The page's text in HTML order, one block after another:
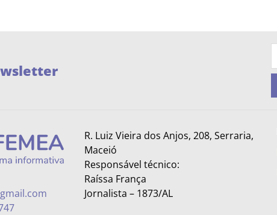
R. Luiz Vieira dos Anjos, 208, Serraria,
Maceió
Responsável técnico:
Raíssa França
Jornalista – 1873/AL